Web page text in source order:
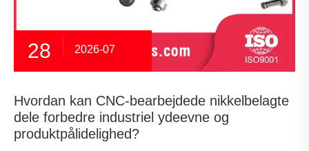
28 2026-07
Hvordan kan CNC-bearbejdede nikkelbelagte
dele forbedre industriel ydeevne og
produktpålidelighed?